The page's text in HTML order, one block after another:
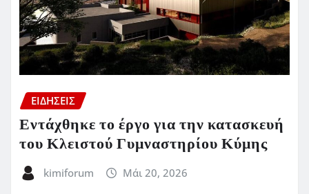
ΕΙΔΗΣΕΙΣ
Εντάχθηκε το έργο για την κατασκευή
του Κλειστού Γυμναστηρίου Κύμης
kimiforum Μάι 20, 2026